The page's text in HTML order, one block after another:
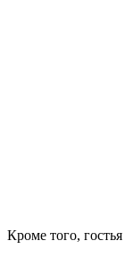
Кроме того,